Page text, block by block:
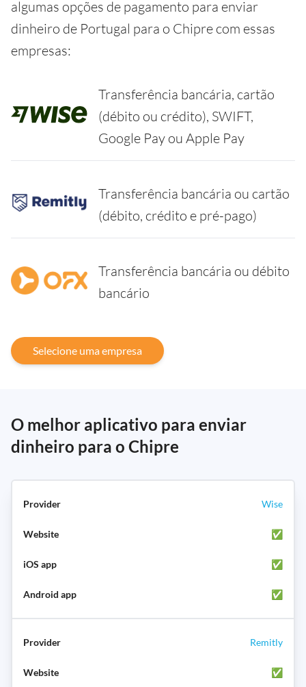
algumas opções de pagamento para enviar
dinheiro de Portugal para o Chipre com essas
empresas:
Transferência bancária, cartão
(débito ou crédito), SWIFT,
Google Pay ou Apple Pay
Transferência bancária ou cartão
(débito, crédito e pré-pago)
Transferência bancária ou débito
bancário
Selecione uma empresa
O melhor aplicativo para enviar
dinheiro para o Chipre
Wise
✅
✅
✅
Remitly
✅